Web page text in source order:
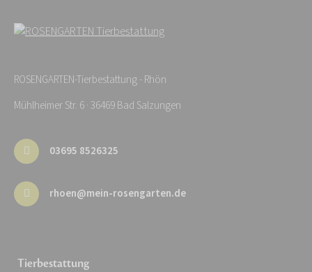
ROSENGARTEN-Tierbestattung - Rhön
Mühlheimer Str. 6 · 36469 Bad Salzungen
03695 8526325
rhoen@mein-rosengarten.de
Tierbestattung